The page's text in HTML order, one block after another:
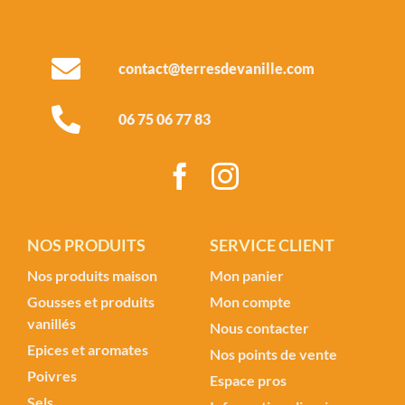
contact@terresdevanille.com
06 75 06 77 83
NOS PRODUITS
Nos produits maison
Gousses et produits
vanillés
Epices et aromates
Poivres
SERVICE CLIENT
Mon panier
Mon compte
Nous contacter
Nos points de vente
Espace pros